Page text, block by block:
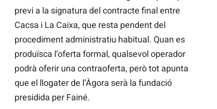
previ a la signatura del contracte final entre
Cacsa i La Caixa, que resta pendent del
procediment administratiu habitual. Quan es
produïsca l’oferta formal, qualsevol operador
podrà oferir una contraoferta, però tot apunta
que el llogater de l’Àgora serà la fundació
presidida per Fainé.